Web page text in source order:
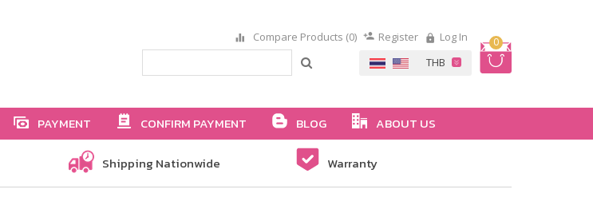
0
Compare Products (0) Register Log In
PAYMENT CONFIRM PAYMENT BLOG ABOUT US
Shipping Nationwide Warranty